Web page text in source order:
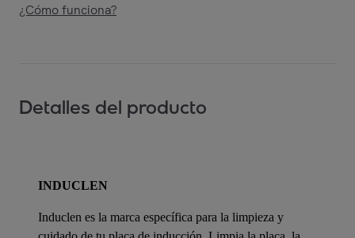
¿Cómo funciona?
Detalles del producto
INDUCLEN
Induclen es la marca específica para la limpieza y